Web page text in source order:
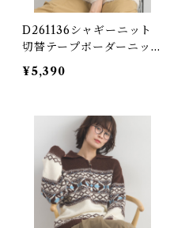
D261136シャギーニット
切替テープボーダーニット
/ Shaggy Knit Tape Bor
der Sweater (残りわず
¥5,390